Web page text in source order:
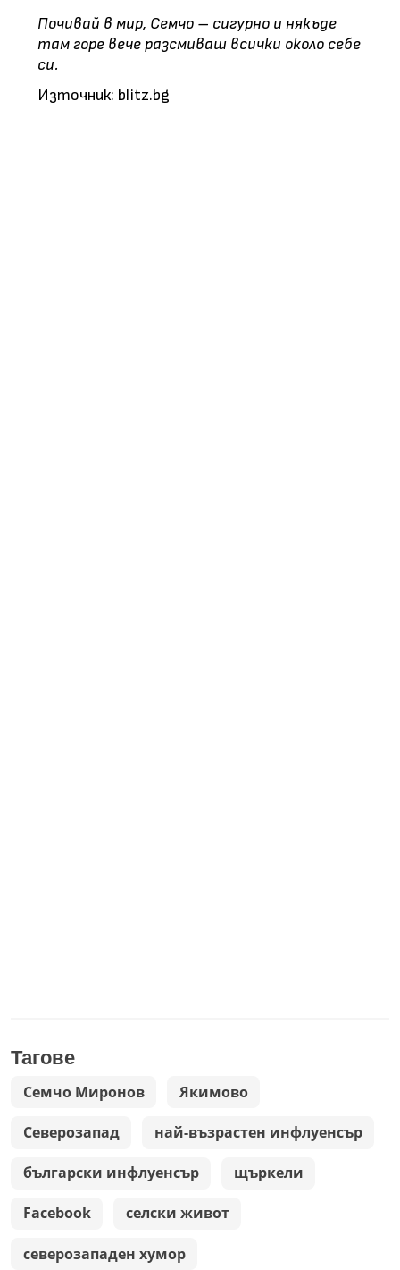
Почивай в мир, Семчо – сигурно и някъде
там горе вече разсмиваш всички около себе
си.
Източник: blitz.bg
Тагове
Семчо Миронов Якимово
Северозапад най-възрастен инфлуенсър
български инфлуенсър щъркели
Facebook селски живот
северозападен хумор